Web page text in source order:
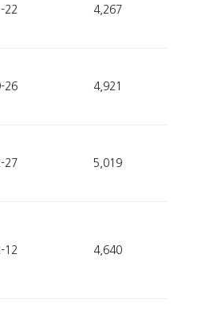
22 4,267
26 4,921
27 5,019
12 4,640